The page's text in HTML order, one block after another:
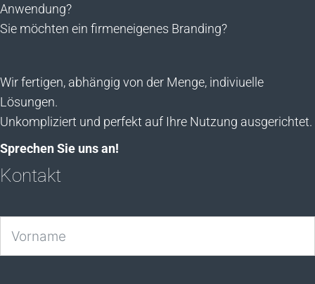
Anwendung?
Sie möchten ein firmeneigenes Branding?
Wir fertigen, abhängig von der Menge, indiviuelle
Lösungen.
Unkompliziert und perfekt auf Ihre Nutzung ausgerichtet.
Sprechen Sie uns an!
Kontakt